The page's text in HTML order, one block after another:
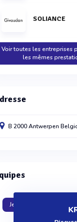
SOLIANCE
Voir toutes les entreprises
les mêmes
B 2000 Antwerpen
Je travaille dans cette